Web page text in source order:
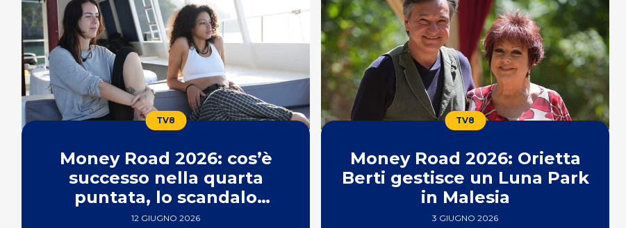
TV8
Money Road 2026: cos’è
successo nella quarta
puntata, lo scandalo
catamarano
12 GIUGNO 2026
TV8
Money Road 2026: Orietta
Berti gestisce un Luna Park
in Malesia
3 GIUGNO 2026